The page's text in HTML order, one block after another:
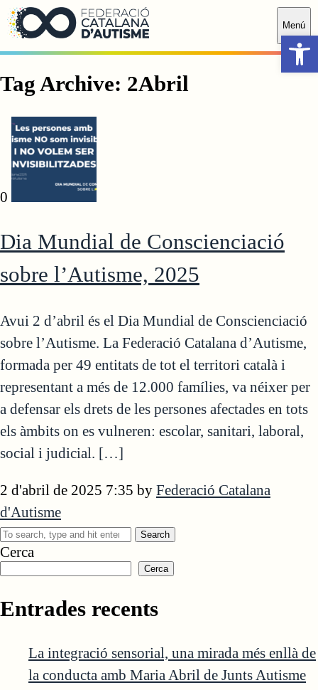
Saltar al contingut principal
Menú
Tag Archive: 2Abril
0
Dia Mundial de Conscienciació
sobre l’Autisme, 2025
Avui 2 d’abril és el Dia Mundial de Conscienciació
sobre l’Autisme. La Federació Catalana d’Autisme,
formada per 49 entitats de tot el territori català i
representant a més de 12.000 famílies, va néixer per
a defensar els drets de les persones afectades en tots
els àmbits on es vulneren: escolar, sanitari, laboral,
social i judicial. […]
2 d'abril de 2025 7:35 by Federació Catalana
d'Autisme
Search
Cerca
Cerca
Entrades recents
La integració sensorial, una mirada més enllà de
la conducta amb Maria Abril de Junts Autisme